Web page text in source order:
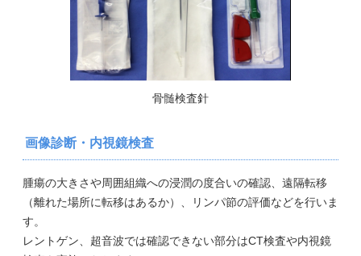
骨髄検査針
画像診断・内視鏡検査
腫瘍の大きさや周囲組織への浸潤の度合いの確認、遠隔転移
（離れた場所に転移はあるか）、リンパ節の評価などを行いま
す。
レントゲン、超音波では確認できない部分はCT検査や内視鏡